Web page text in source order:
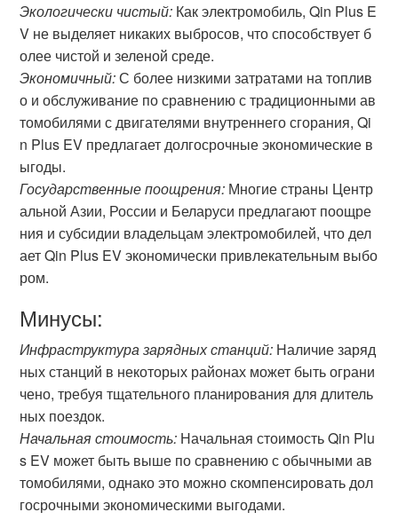
Экологически чистый: Как электромобиль, Qin Plus E
V не выделяет никаких выбросов, что способствует б
олее чистой и зеленой среде.
Экономичный:С более низкими затратами на топлив
о и обслуживание по сравнению с традиционными ав
томобилями с двигателями внутреннего сгорания, Qi
n Plus EV предлагает долгосрочные экономические в
ыгоды.
Государственные поощрения: Многие страны Центр
альной Азии, России и Беларуси предлагают поощре
ния и субсидии владельцам электромобилей, что дел
ает Qin Plus EV экономически привлекательным выбо
ром.
Минусы:
Инфраструктура зарядных станций: Наличие заряд
ных станций в некоторых районах может быть ограни
чено, требуя тщательного планирования для длитель
ных поездок.
Начальная стоимость: Начальная стоимость Qin Plu
s EV может быть выше по сравнению с обычными ав
томобилями, однако это можно скомпенсировать дол
госрочными экономическими выгодами.